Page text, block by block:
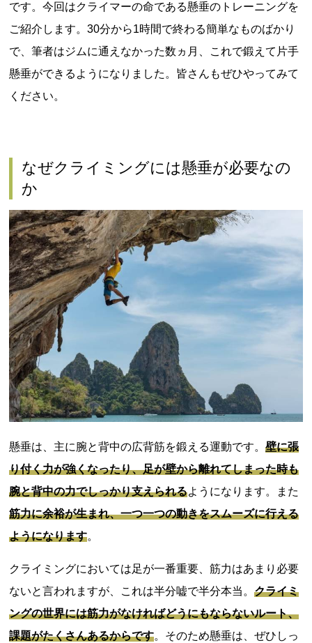
です。今回はクライマーの命である懸垂のトレーニングを
ご紹介します。30分から1時間で終わる簡単なものばかり
で、筆者はジムに通えなかった数ヵ月、これで鍛えて片手
懸垂ができるようになりました。皆さんもぜひやってみて
ください。
なぜクライミングには懸垂が必要なの
か
懸垂は、主に腕と背中の広背筋を鍛える運動です。壁に張
り付く力が強くなったり、足が壁から離れてしまった時も
腕と背中の力でしっかり支えられるようになります。また
筋力に余裕が生まれ、一つ一つの動きをスムーズに行える
ようになります。
クライミングにおいては足が一番重要、筋力はあまり必要
ないと言われますが、これは半分嘘で半分本当。クライミ
ングの世界には筋力がなければどうにもならないルート、
課題がたくさんあるからです。そのため懸垂は、ぜひしっ